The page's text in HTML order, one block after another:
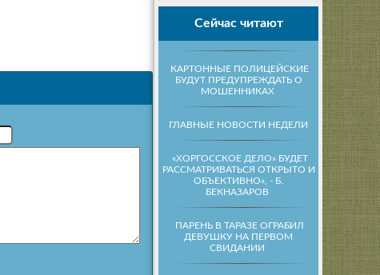
Сейчас читают
КАРТОННЫЕ ПОЛИЦЕЙСКИЕ
БУДУТ ПРЕДУПРЕЖДАТЬ О
МОШЕННИКАХ
ГЛАВНЫЕ НОВОСТИ НЕДЕЛИ
«ХОРГОССКОЕ ДЕЛО» БУДЕТ
РАССМАТРИВАТЬСЯ ОТКРЫТО И
ОБЪЕКТИВНО», - Б.
БЕКНАЗАРОВ
ПАРЕНЬ В ТАРАЗЕ ОГРАБИЛ
ДЕВУШКУ НА ПЕРВОМ
СВИДАНИИ